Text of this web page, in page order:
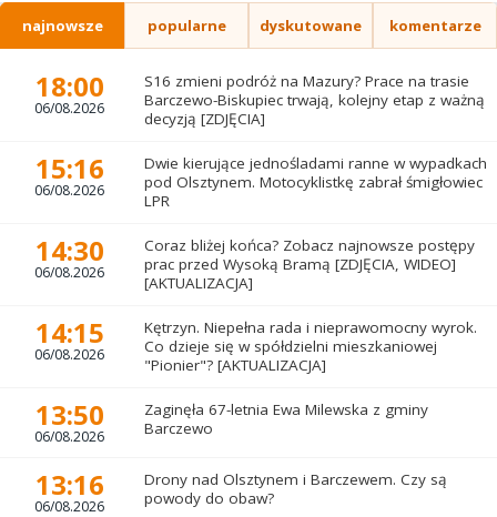
najnowsze popularne dyskutowane komentarze
18:00
06/08.2026
S16 zmieni podróż na Mazury? Prace na trasie
Barczewo-Biskupiec trwają, kolejny etap z ważną
decyzją [ZDJĘCIA]
15:16
06/08.2026
Dwie kierujące jednośladami ranne w wypadkach
pod Olsztynem. Motocyklistkę zabrał śmigłowiec
LPR
14:30
06/08.2026
Coraz bliżej końca? Zobacz najnowsze postępy
prac przed Wysoką Bramą [ZDJĘCIA, WIDEO]
[AKTUALIZACJA]
14:15
06/08.2026
Kętrzyn. Niepełna rada i nieprawomocny wyrok.
Co dzieje się w spółdzielni mieszkaniowej
"Pionier"? [AKTUALIZACJA]
13:50
06/08.2026
Zaginęła 67-letnia Ewa Milewska z gminy
Barczewo
13:16
06/08.2026
Drony nad Olsztynem i Barczewem. Czy są
powody do obaw?